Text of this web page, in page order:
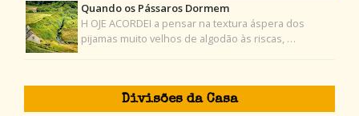
Quando os Pássaros Dormem
H OJE ACORDEI a pensar na textura áspera dos
pijamas muito velhos de algodão às riscas, …
Divisões da Casa